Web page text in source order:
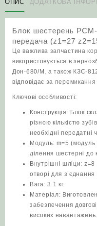
2
3
передача
(z1=27
z2=15
m=5)
ДОН-1500
ОПИС ДОДАТКОВА
Блок шестерень
передача (z1=27
Це важлива запчастина
використовується в
Дон-680/М, а також КЗС-
відповідає за
Ключові особливості:
Конструкція: Блок
різною кількістю
необхідні передатні
Модуль: m=5 (модуль
ділення шестерні до
Внутрішні шліци: z=8
отворі для
Вага: 3.1 кг.
Матеріал:
забезпечення
високих навантажень.